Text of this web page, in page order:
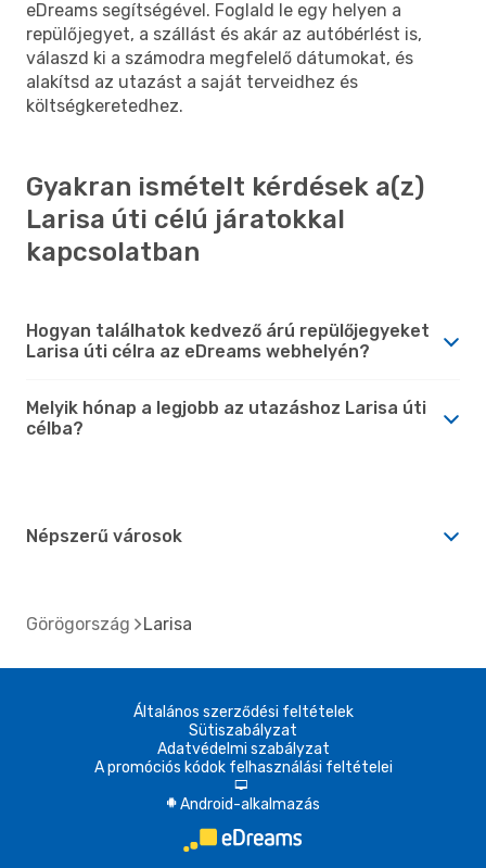
eDreams segítségével. Foglald le egy helyen a
repülőjegyet, a szállást és akár az autóbérlést is,
válaszd ki a számodra megfelelő dátumokat, és
alakítsd az utazást a saját terveidhez és
költségkeretedhez.
Gyakran ismételt kérdések a(z)
Larisa úti célú járatokkal
kapcsolatban
Hogyan találhatok kedvező árú repülőjegyeket
Larisa úti célra az eDreams webhelyén?
Melyik hónap a legjobb az utazáshoz Larisa úti
célba?
Népszerű városok
Görögország Larisa
Általános szerződési feltételek
Sütiszabályzat
Adatvédelmi szabályzat
A promóciós kódok felhasználási feltételei
d
A Android-alkalmazás